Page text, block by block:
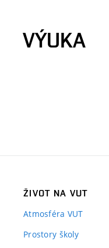
VÝUKA
ŽIVOT NA VUT
Atmosféra VUT
Prostory školy